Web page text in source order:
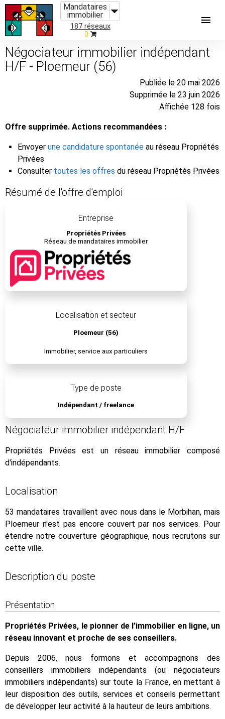
Mandataires
immobilier
187 réseaux
0
Négociateur immobilier indépendant
H/F - Ploemeur (56)
Publiée le 20 mai 2026
Supprimée le 23 juin 2026
Affichée 128 fois
Offre supprimée. Actions recommandées :
Envoyer une candidature spontanée au réseau Propriétés
Privées
Consulter toutes les offres du réseau Propriétés Privées
Résumé de l'offre d'emploi
Entreprise
Propriétés Privées
Réseau de mandataires immobilier
Localisation et secteur
Ploemeur (56)
Immobilier, service aux particuliers
Type de poste
Indépendant / freelance
Négociateur immobilier indépendant H/F
Propriétés Privées est un réseau immobilier composé
d'indépendants.
Localisation
53 mandataires travaillent avec nous dans le Morbihan, mais
Ploemeur n'est pas encore couvert par nos services. Pour
étendre notre couverture géographique, nous recrutons sur
cette ville.
Description du poste
Présentation
Propriétés Privées, le pionner de l’immobilier en ligne, un
réseau innovant et proche de ses conseillers.
Depuis 2006, nous formons et accompagnons des
conseillers immobiliers indépendants (ou négociateurs
immobiliers indépendants) sur toute la France, en mettant à
leur disposition des outils, services et conseils permettant
de développer leur activité à la hauteur de leurs ambitions.